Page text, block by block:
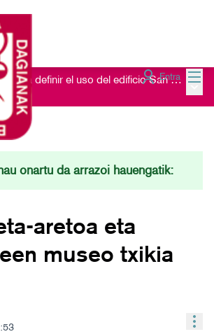
Entra
Proceso de escucha para definir el uso del edificio San Nikolas 23
onartu da arrazoi hauengatik:
aretoa eta
museo txikia